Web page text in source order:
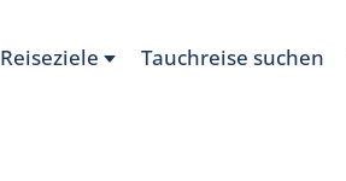
Reiseziele Tauchreise suchen